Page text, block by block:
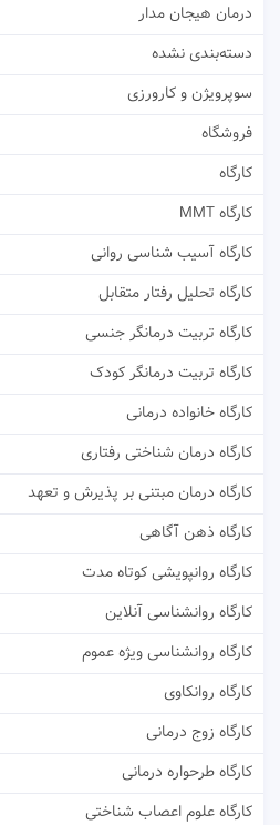
درمان هیجان مدار
دسته‌بندی نشده
سوپرویژن و کارورزی
فروشگاه
کارگاه
کارگاه MMT
کارگاه آسیب شناسی روانی
کارگاه تحلیل رفتار متقابل
کارگاه تربیت درمانگر جنسی
کارگاه تربیت درمانگر کودک
کارگاه خانواده درمانی
کارگاه درمان شناختی رفتاری
کارگاه درمان مبتنی بر پذیرش و تعهد
کارگاه ذهن آگاهی
کارگاه روانپویشی کوتاه مدت
کارگاه روانشناسی آنلاین
کارگاه روانشناسی ویژه عموم
کارگاه روانکاوی
کارگاه زوج درمانی
کارگاه طرحواره درمانی
کارگاه علوم اعصاب شناختی